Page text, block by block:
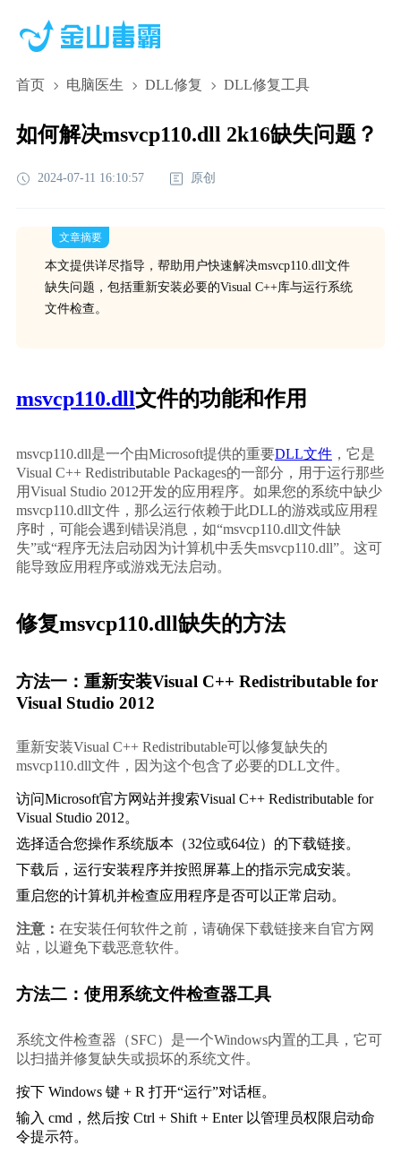
首页 电脑医生 DLL修复 DLL修复工具
如何解决msvcp110.dll 2k16缺失问题？
2024-07-11 16:10:57 原创
文章摘要
本文提供详尽指导，帮助用户快速解决msvcp110.dll文件
缺失问题，包括重新安装必要的Visual C++库与运行系统
文件检查。
msvcp110.dll文件的功能和作用
msvcp110.dll是一个由Microsoft提供的重要DLL文件，它是
Visual C++ Redistributable Packages的一部分，用于运行那些
用Visual Studio 2012开发的应用程序。如果您的系统中缺少
msvcp110.dll文件，那么运行依赖于此DLL的游戏或应用程
序时，可能会遇到错误消息，如“msvcp110.dll文件缺
失”或“程序无法启动因为计算机中丢失msvcp110.dll”。这可
能导致应用程序或游戏无法启动。
修复msvcp110.dll缺失的方法
方法一：重新安装Visual C++ Redistributable for
Visual Studio 2012
重新安装Visual C++ Redistributable可以修复缺失的
msvcp110.dll文件，因为这个包含了必要的DLL文件。
访问Microsoft官方网站并搜索Visual C++ Redistributable for
Visual Studio 2012。
选择适合您操作系统版本（32位或64位）的下载链接。
下载后，运行安装程序并按照屏幕上的指示完成安装。
重启您的计算机并检查应用程序是否可以正常启动。
注意： 在安装任何软件之前，请确保下载链接来自官方网
站，以避免下载恶意软件。
方法二：使用系统文件检查器工具
系统文件检查器（SFC）是一个Windows内置的工具，它可
以扫描并修复缺失或损坏的系统文件。
按下 Windows 键 + R 打开“运行”对话框。
输入 cmd ，然后按 Ctrl + Shift + Enter 以管理员权限启动命
令提示符。